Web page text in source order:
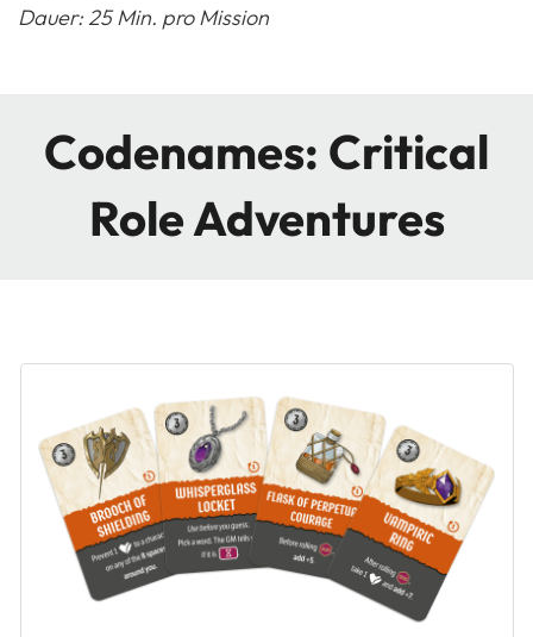
Dauer: 25 Min. pro Mission
Codenames: Critical
Role Adventures